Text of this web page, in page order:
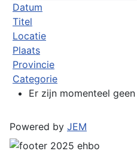
Datum
Titel
Locatie
Plaats
Provincie
Categorie
Er zijn momenteel
Powered by JEM